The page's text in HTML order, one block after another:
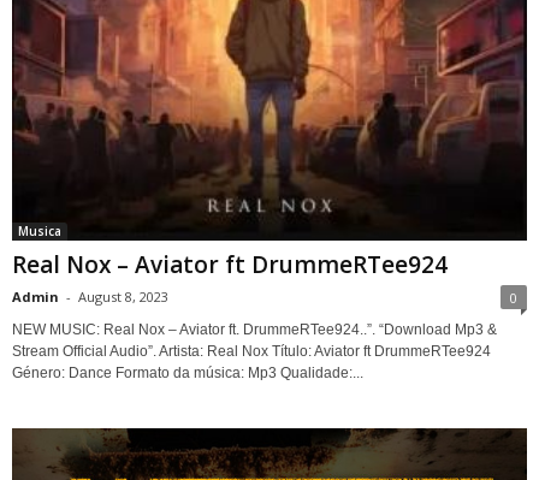
Musica
Real Nox – Aviator ft DrummeRTee924
Admin - August 8, 2023 0
NEW MUSIC: Real Nox – Aviator ft. DrummeRTee924..”. “Download Mp3 &
Stream Official Audio”. Artista: Real Nox Título: Aviator ft DrummeRTee924
Género: Dance Formato da música: Mp3 Qualidade:...